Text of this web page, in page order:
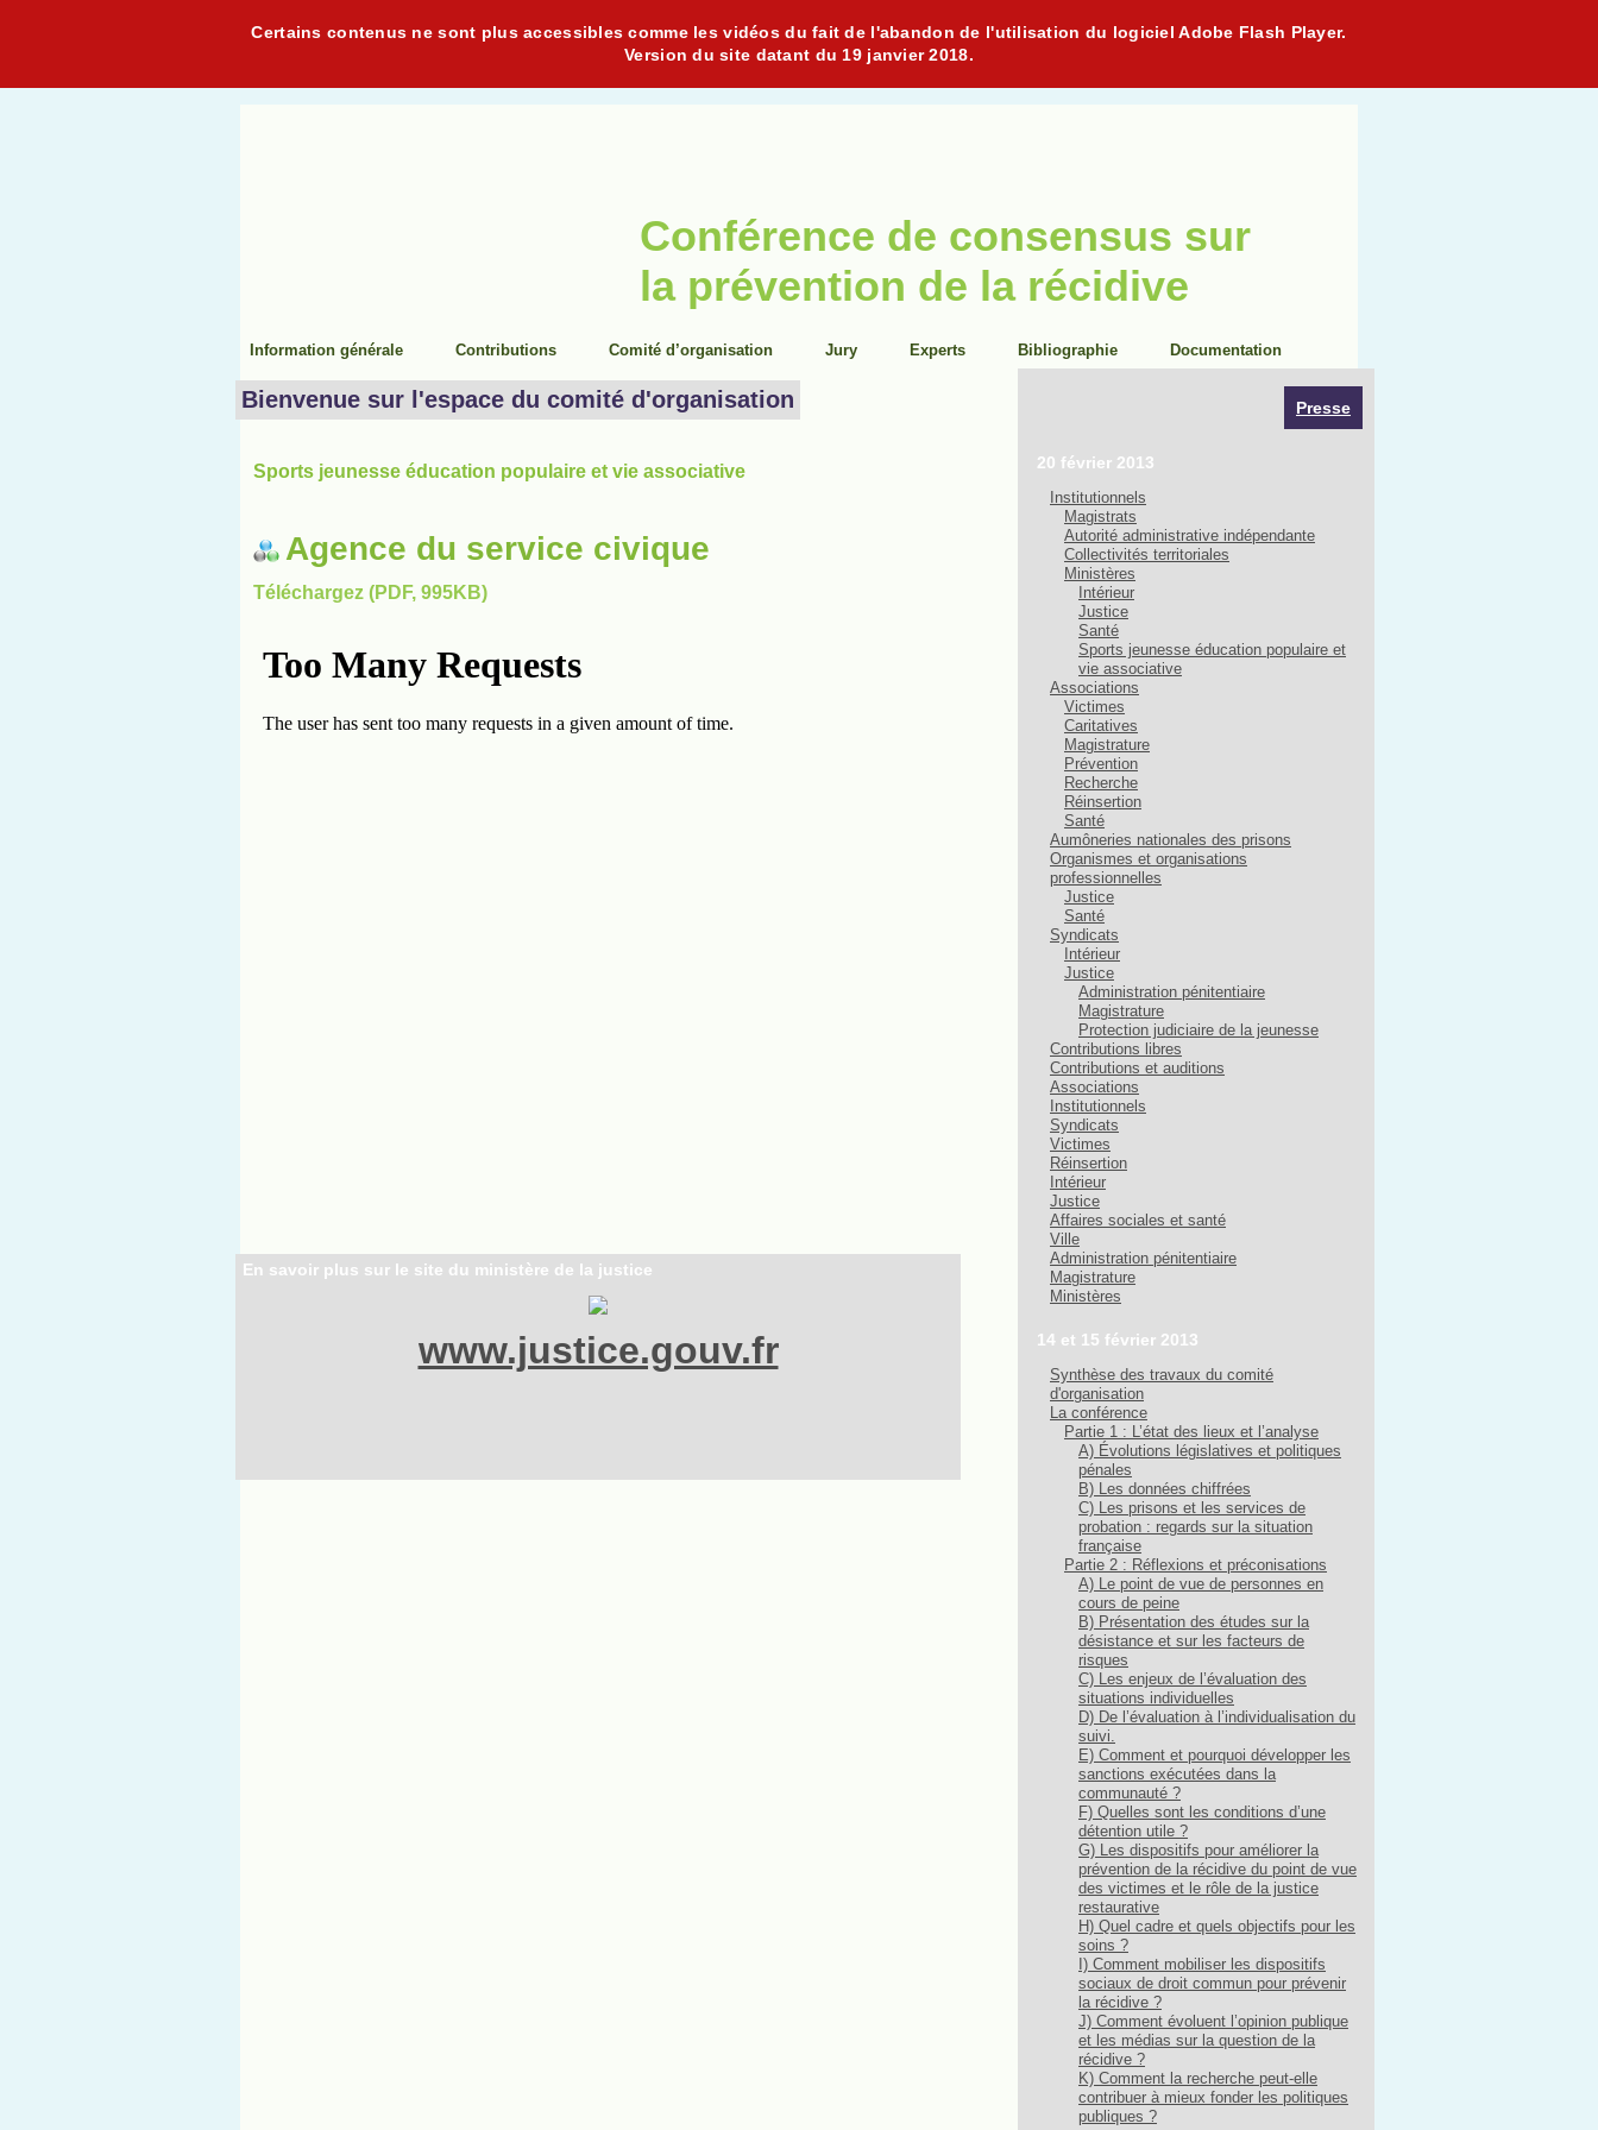
Certains contenus ne sont plus accessibles comme les vidéos du fait de l'abandon de l'utilisation du logiciel Adobe Flash Player.
Version du site datant du 19 janvier 2018.
Conférence de consensus sur
la prévention de la récidive
Information générale Contributions Comité d’organisation Jury Experts Bibliographie Documentation
Bienvenue sur l'espace du comité d'organisation
Sports jeunesse éducation populaire et vie associative
Agence du service civique
Téléchargez (PDF, 995KB)
En savoir plus sur le site du ministère de la justice
www.justice.gouv.fr
Presse
20 février 2013
Institutionnels
Magistrats
Autorité administrative indépendante
Collectivités territoriales
Ministères
Intérieur
Justice
Santé
Sports jeunesse éducation populaire et
vie associative
Associations
Victimes
Caritatives
Magistrature
Prévention
Recherche
Réinsertion
Santé
Aumôneries nationales des prisons
Organismes et organisations
professionnelles
Justice
Santé
Syndicats
Intérieur
Justice
Administration pénitentiaire
Magistrature
Protection judiciaire de la jeunesse
Contributions libres
Contributions et auditions
Associations
Institutionnels
Syndicats
Victimes
Réinsertion
Intérieur
Justice
Affaires sociales et santé
Ville
Administration pénitentiaire
Magistrature
Ministères
14 et 15 février 2013
Synthèse des travaux du comité
d'organisation
La conférence
Partie 1 : L’état des lieux et l’analyse
A) Évolutions législatives et politiques
pénales
B) Les données chiffrées
C) Les prisons et les services de
probation : regards sur la situation
française
Partie 2 : Réflexions et préconisations
A) Le point de vue de personnes en
cours de peine
B) Présentation des études sur la
désistance et sur les facteurs de
risques
C) Les enjeux de l’évaluation des
situations individuelles
D) De l’évaluation à l’individualisation du
suivi.
E) Comment et pourquoi développer les
sanctions exécutées dans la
communauté ?
F) Quelles sont les conditions d’une
détention utile ?
G) Les dispositifs pour améliorer la
prévention de la récidive du point de vue
des victimes et le rôle de la justice
restaurative
H) Quel cadre et quels objectifs pour les
soins ?
I) Comment mobiliser les dispositifs
sociaux de droit commun pour prévenir
la récidive ?
J) Comment évoluent l’opinion publique
et les médias sur la question de la
récidive ?
K) Comment la recherche peut-elle
contribuer à mieux fonder les politiques
publiques ?